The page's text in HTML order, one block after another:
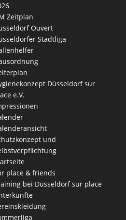
Zeitplan
Ouvert
Stadtliga
Düsseldorf sur
e.V.
und
place & friends
bei Düsseldorf sur place